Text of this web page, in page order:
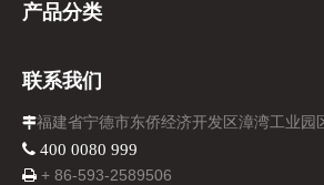
产品分类
联系我们
福建省宁德市东侨经济开发区漳湾工业园
 400 0080 999
 + 86-593-2589506